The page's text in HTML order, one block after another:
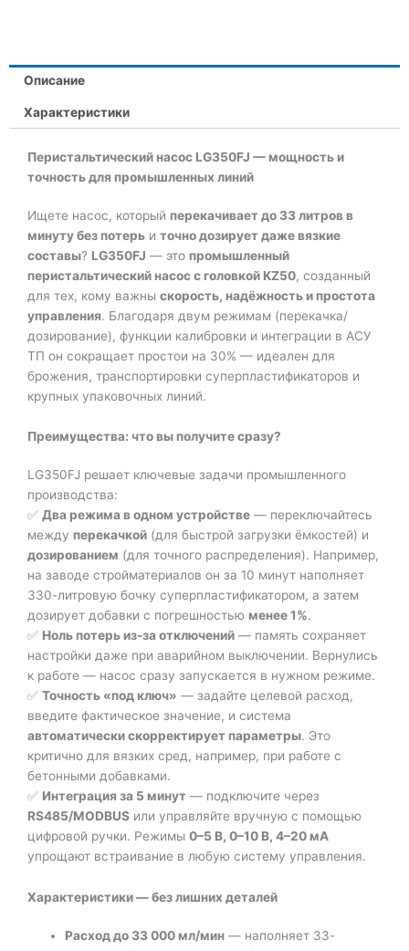
Описание
Характеристики
Перистальтический насос LG350FJ — мощность и
точность для промышленных линий
Ищете насос, который перекачивает до 33 литров в
минуту без потерь и точно дозирует даже вязкие
составы? LG350FJ — это промышленный
перистальтический насос с головкой KZ50, созданный
для тех, кому важны скорость, надёжность и простота
управления. Благодаря двум режимам (перекачка/
дозирование), функции калибровки и интеграции в АСУ
ТП он сокращает простои на 30% — идеален для
брожения, транспортировки суперпластификаторов и
крупных упаковочных линий.
Преимущества: что вы получите сразу?
LG350FJ решает ключевые задачи промышленного
производства:
✅ Два режима в одном устройстве — переключайтесь
между перекачкой (для быстрой загрузки ёмкостей) и
дозированием (для точного распределения). Например,
на заводе стройматериалов он за 10 минут наполняет
330-литровую бочку суперпластификатором, а затем
дозирует добавки с погрешностью менее 1%.
✅ Ноль потерь из-за отключений — память сохраняет
настройки даже при аварийном выключении. Вернулись
к работе — насос сразу запускается в нужном режиме.
✅ Точность «под ключ» — задайте целевой расход,
введите фактическое значение, и система
автоматически скорректирует параметры. Это
критично для вязких сред, например, при работе с
бетонными добавками.
✅ Интеграция за 5 минут — подключите через
RS485/MODBUS или управляйте вручную с помощью
цифровой ручки. Режимы 0–5 В, 0–10 В, 4–20 мА
упрощают встраивание в любую систему управления.
Характеристики — без лишних деталей
Расход до 33 000 мл/мин — наполняет 33-